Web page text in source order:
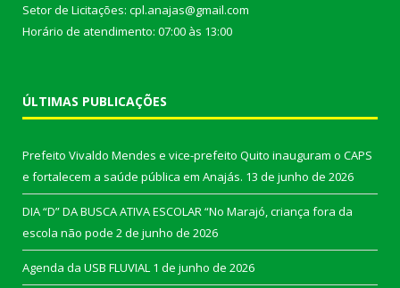
Setor de Licitações: cpl.anajas@gmail.com
Horário de atendimento: 07:00 às 13:00
ÚLTIMAS PUBLICAÇÕES
Prefeito Vivaldo Mendes e vice-prefeito Quito inauguram o CAPS
e fortalecem a saúde pública em Anajás. 13 de junho de 2026
DIA “D” DA BUSCA ATIVA ESCOLAR “No Marajó, criança fora da
escola não pode 2 de junho de 2026
Agenda da USB FLUVIAL 1 de junho de 2026